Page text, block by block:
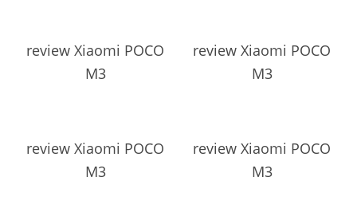
review Xiaomi POCO
M3
review Xiaomi POCO
M3
review Xiaomi POCO
M3
review Xiaomi POCO
M3